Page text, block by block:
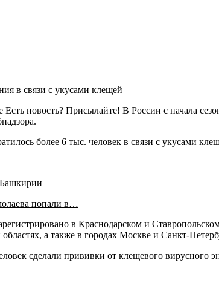
новость? Присылайте! В России с начала
более 6 тыс. человек в связи с укусами
попали в…
в Краснодарском и
а также в городах Москве и Санкт-
сделали прививки от клещевого вирусного